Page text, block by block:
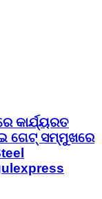
କାର୍ଯ୍ୟରତ
ଗେଟ୍ ସମ୍ମୁଖରେ